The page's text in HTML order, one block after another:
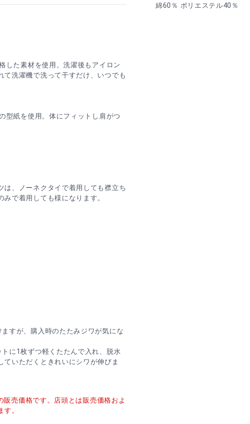
した素材を使用。洗濯後もアイロン
て洗濯機で洗って干すだけ、いつでも
型紙を使用。体にフィットし肩がつ
、ノーネクタイで着用しても襟立ち
で着用しても様になります。
すが、購入時のたたみジワが気にな
に1枚ずつ軽くたたんで入れ、脱水
いただくときれいにシワが伸びま
販売価格です。店頭とは販売価格およ
。
綿60％ ポリエステル40％